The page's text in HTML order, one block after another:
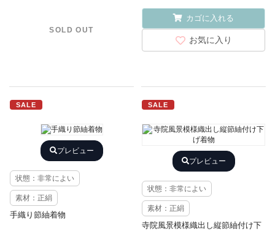
SOLD OUT
カゴに入れる
お気に入り
SALE
プレビュー
状態：非常によい
素材：正絹
手織り節紬着物
SALE
プレビュー
状態：非常によい
素材：正絹
寺院風景模様織出し縦節紬付け下